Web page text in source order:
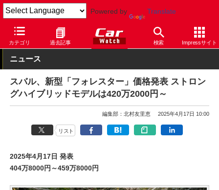
Powered by Translate
カテゴリ 過去記事 検索 Impressサイト
Car Watch 自動車 スバル フォレスター
ニュース
スバル、新型「フォレスター」価格発表 ストロン
グハイブリッドモデルは420万2000円～
編集部：北村友里恵 2025年4月17日 10:00
リスト
2025年4月17日 発表
404万8000円～459万8000円